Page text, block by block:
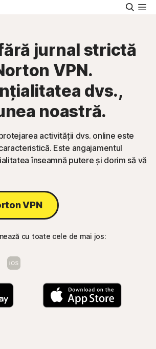
jurnal strictă
VPN.
dvs.,
noastră.
activității dvs. online este
Este angajamentul
înseamnă putere și dorim să vă
VPN
cu toate cele de mai jos: